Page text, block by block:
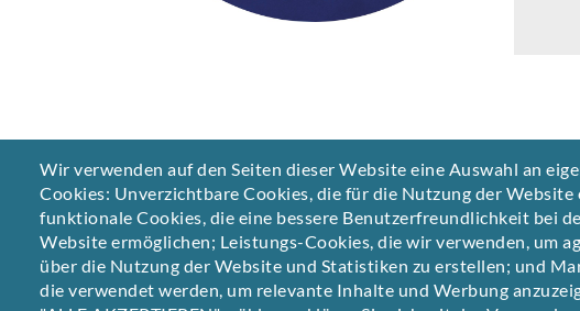
Wir verwenden auf den Seiten dieser Website eine Auswahl an
Cookies: Unverzichtbare Cookies, die für die Nutzung der
funktionale Cookies, die eine bessere Benutzerfreundlichkeit bei
Website ermöglichen; Leistungs-Cookies, die wir verwenden, um
über die Nutzung der Website und Statistiken zu erstellen; und
die verwendet werden, um relevante Inhalte und Werbung